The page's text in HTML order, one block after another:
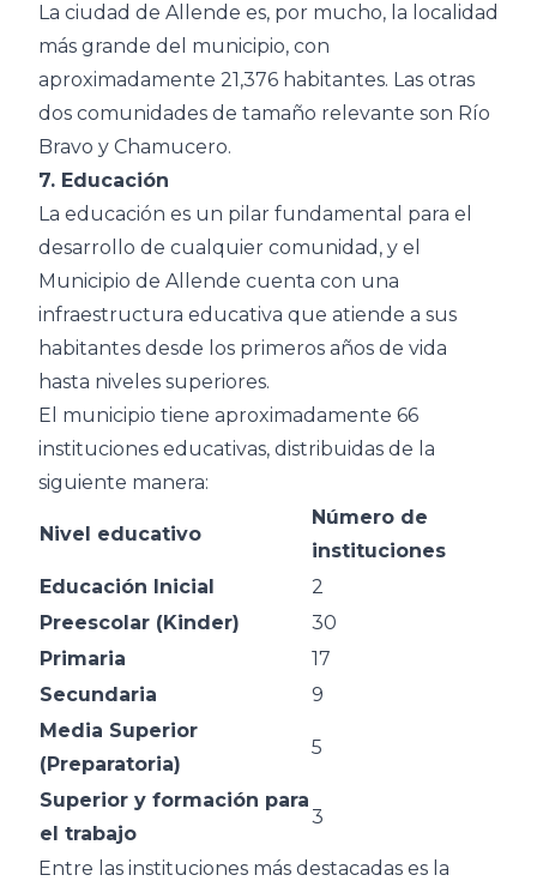
La ciudad de Allende es, por mucho, la localidad
más grande del municipio, con
aproximadamente 21,376 habitantes. Las otras
dos comunidades de tamaño relevante son Río
Bravo y Chamucero.
7. Educación
La educación es un pilar fundamental para el
desarrollo de cualquier comunidad, y el
Municipio de Allende cuenta con una
infraestructura educativa que atiende a sus
habitantes desde los primeros años de vida
hasta niveles superiores.
El municipio tiene aproximadamente 66
instituciones educativas, distribuidas de la
siguiente manera:
Nivel educativo
Número de
instituciones
Educación Inicial
2
Preescolar (Kinder)
30
Primaria
17
Secundaria
9
Media Superior
(Preparatoria)
5
Superior y formación para
el trabajo
3
Entre las instituciones más destacadas es la